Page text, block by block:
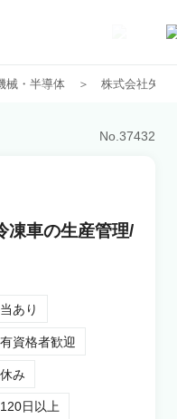
へ
タント紹介
械・半導体 株式会社矢野
No.37432
凍車の生産管理/
あり
資格者歓迎
み
日以上